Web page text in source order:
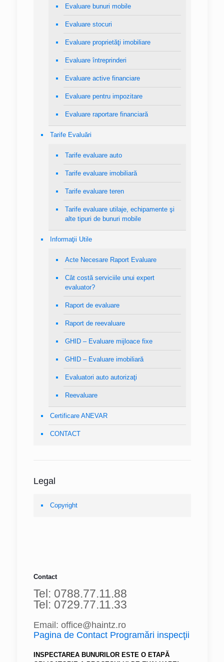
Evaluare bunuri mobile
Evaluare stocuri
Evaluare proprietăţi imobiliare
Evaluare întreprinderi
Evaluare active financiare
Evaluare pentru impozitare
Evaluare raportare financiară
Tarife Evaluări
Tarife evaluare auto
Tarife evaluare imobiliară
Tarife evaluare teren
Tarife evaluare utilaje, echipamente şi
alte tipuri de bunuri mobile
Informaţii Utile
Acte Necesare Raport Evaluare
Cât costă serviciile unui expert
evaluator?
Raport de evaluare
Raport de reevaluare
GHID – Evaluare mijloace fixe
GHID – Evaluare imobiliară
Evaluatori auto autorizaţi
Reevaluare
Certificare ANEVAR
CONTACT
Legal
Copyright
Contact
Tel: 0788.77.11.88
Tel: 0729.77.11.33
Email: office@haintz.ro
Pagina de Contact Programări inspecţii
INSPECTAREA BUNURILOR ESTE O ETAPĂ